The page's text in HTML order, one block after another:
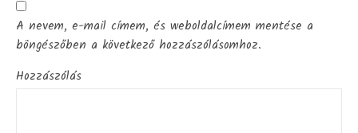
A nevem, e-mail címem, és weboldalcímem mentése a
böngészőben a következő hozzászólásomhoz.
Hozzászólás